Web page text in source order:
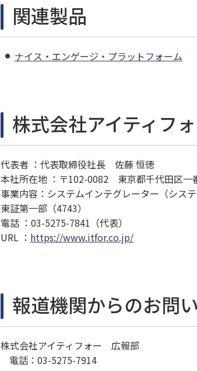
関連製品
ナイス・エンゲージ・プラットフォーム
株式会社アイティフ
代表者 ： 代表取締役社長 佐藤 恒徳
本社所在地 ： 〒102-0082 東京都千代田区
事業内容： システムインテグレーター（システ
東証第一部（4743）
電話 ： 03-5275-7841（代表）
URL ： https://www.itfor.co.jp/
報道機関からのお問
株式会社アイティフォー 広報部
電話： 03-5275-7914